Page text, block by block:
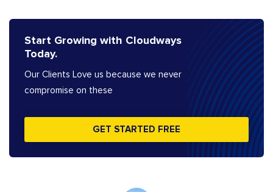
Start Growing with Cloudways
Today.
Our Clients Love us because we never
compromise on these
GET STARTED FREE